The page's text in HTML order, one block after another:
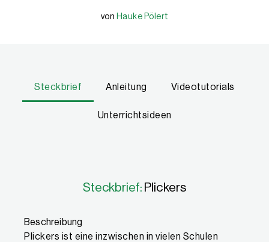
von Hauke Pölert
Steckbrief Anleitung Videotutorials
Unterrichtsideen
Steckbrief: Plickers
Beschreibung
Plickers ist eine inzwischen in vielen Schulen